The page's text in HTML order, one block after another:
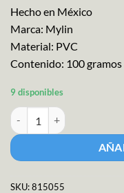
Hecho en México
Marca: Mylin
Material: PVC
Contenido: 100 gramos
9 disponibles
Confeti Esqueleto Bolsa
SKU:815055